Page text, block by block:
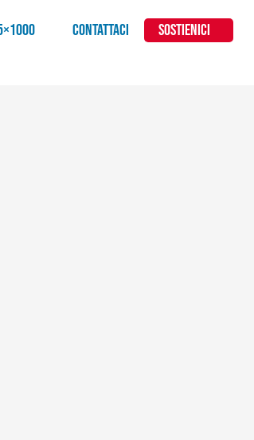
CONTATTACI
SOSTIENICI